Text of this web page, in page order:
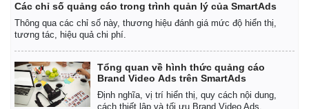
Các chỉ số quảng cáo trong trình quản lý của SmartAds
Thông qua các chỉ số này, thương hiệu đánh giá mức độ hiển thị,
tương tác, hiệu quả chi phí.
Tổng quan về hình thức quảng cáo
Brand Video Ads trên SmartAds
Định nghĩa, vị trí hiển thị, quy cách nội dung,
cách thiết lập và tối ưu Brand Video Ads.